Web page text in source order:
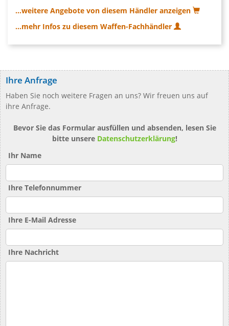
...weitere Angebote von diesem Händler anzeigen
...mehr Infos zu diesem Waffen-Fachhändler
Ihre Anfrage
Haben Sie noch weitere Fragen an uns? Wir freuen uns auf
ihre Anfrage.
Bevor Sie das Formular ausfüllen und absenden, lesen Sie
bitte unsere Datenschutzerklärung!
Ihr Name
Ihre Telefonnummer
Ihre E-Mail Adresse
Ihre Nachricht